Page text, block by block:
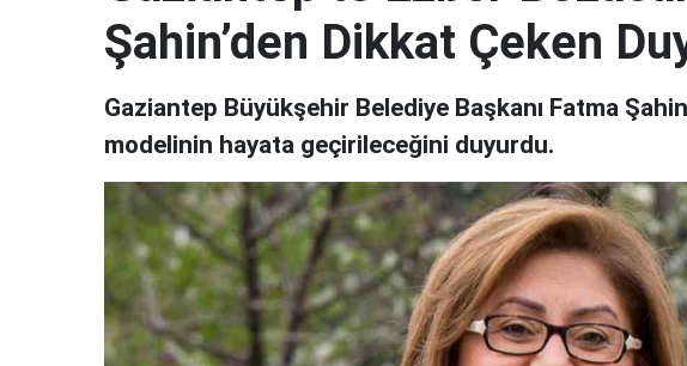
Şahin’den Dikkat Çeken
Gaziantep Büyükşehir Belediye Başkanı Fatma
modelinin hayata geçirileceğini duyurdu.